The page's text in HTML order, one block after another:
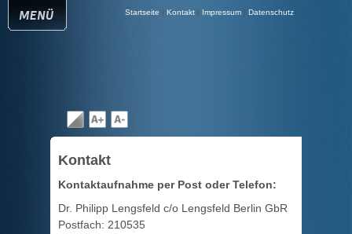
Startseite | Kontakt | Impressum | Datenschutz
Kontakt
Kontaktaufnahme per Post oder Telefon:
Dr. Philipp Lengsfeld c/o Lengsfeld Berlin GbR
Postfach: 210535